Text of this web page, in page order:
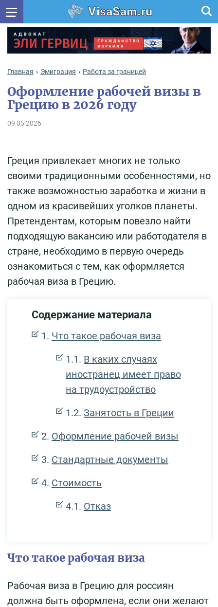
VisaSam.ru
Главная Эмиграция Работа за границей
Оформление рабочей визы в
Грецию в 2026 году
09.05.2026
Греция привлекает многих не только
своими традиционными особенностями, но
также возможностью заработка и жизни в
одном из красивейших уголков планеты.
Претендентам, которым повезло найти
подходящую вакансию или работодателя в
стране, необходимо в первую очередь
ознакомиться с тем, как оформляется
рабочая виза в Грецию.
Содержание материала
Что такое рабочая виза
В каких случаях
иностранец имеет право
на трудоустройство
Занятость в Греции
Оформление рабочей визы
Стандартные документы
Стоимость
Отказ
Что такое рабочая виза
Рабочая виза в Грецию для россиян
должна быть оформлена, если они желают